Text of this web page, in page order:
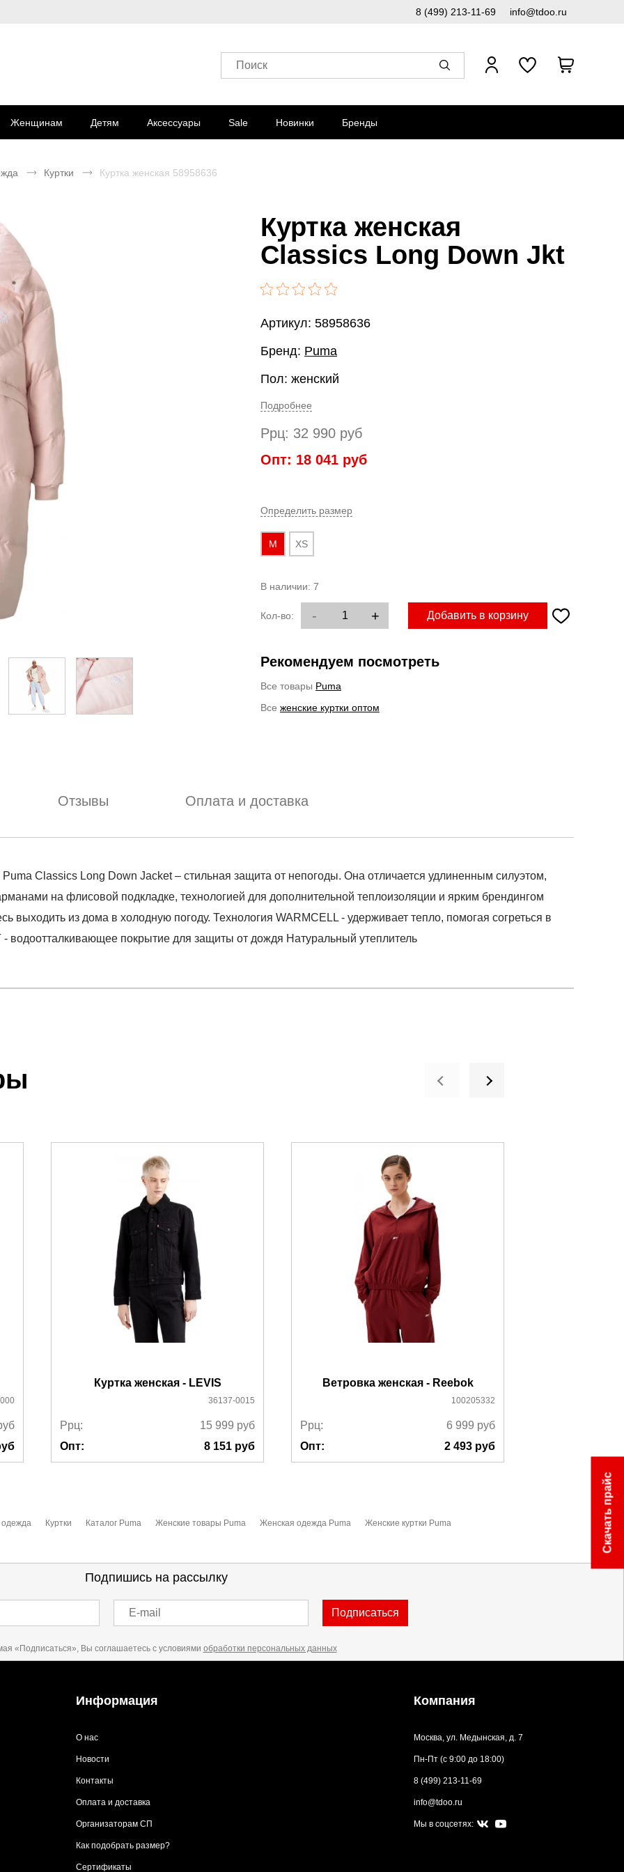
8 (499) 213-11-69 info@tdoo.ru
Поиск
Женщинам Детям Аксессуары Sale Новинки Бренды
Куртки Куртка женская 58958636
Куртка женская
Classics Long Down Jkt
Артикул: 58958636
Бренд: Puma
Пол: женский
Подробнее
Ррц: 32 990 руб
Опт: 18 041 руб
Определить размер
M XS
В наличии: 7
Кол-во: - + Добавить в корзину
Рекомендуем посмотреть
Все товары Puma
Все женские куртки оптом
Отзывы Оплата и доставка
Classics Long Down Jacket – стильная защита от непогоды. Она отличается удлиненным силуэтом,
на флисовой подкладке, технологией для дополнительной теплоизоляции и ярким брендингом
выходить из дома в холодную погоду. Технология WARMCELL - удерживает тепло, помогая согреться в
водоотталкивающее покрытие для защиты от дождя Натуральный утеплитель
счета менеджером.
который высылает менеджер.
с Почтой Росии и СДЭК.
ознакомиться здесь
Куртка женская - LEVIS
36137-0015
Ррц: 15 999 руб
Опт:
8 151 руб
Ветровка женская - Reebok
100205332
Ррц: 6 999 руб
Опт:
2 493 руб
Куртки Каталог Puma Женские товары Puma Женская одежда Puma Женские куртки Puma
Подпишись на рассылку
E-mail Подписаться
«Подписаться», Вы соглашаетесь с условиями обработки персональных данных
Информация
О нас
Новости
Контакты
Оплата и доставка
Организаторам СП
Как подобрать размер?
Сертификаты
Компания
Москва, ул. Медынская, д. 7
Пн-Пт (с 9:00 до 18:00)
8 (499) 213-11-69
info@tdoo.ru
Мы в соцсетях:
Скачать прайс